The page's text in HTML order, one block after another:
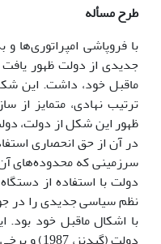
طرح مسأله
با فروپاشى امپراتورى‌ها
جدیدى از دولت ظهور یافت
ماقبل خود، داشت. این
ترتیب نهادى، متمایز از
ظهور این شکل از دولت،
در آن از حق انحصارى
سرزمینى که محدوده‌هاى
دولت با استفاده از
نظم سیاسى جدیدى را در
با اشکال ماقبل خود